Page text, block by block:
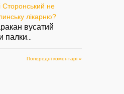
Сторонський не
лікарню?
вусатий
палки
Попередні коментарі »